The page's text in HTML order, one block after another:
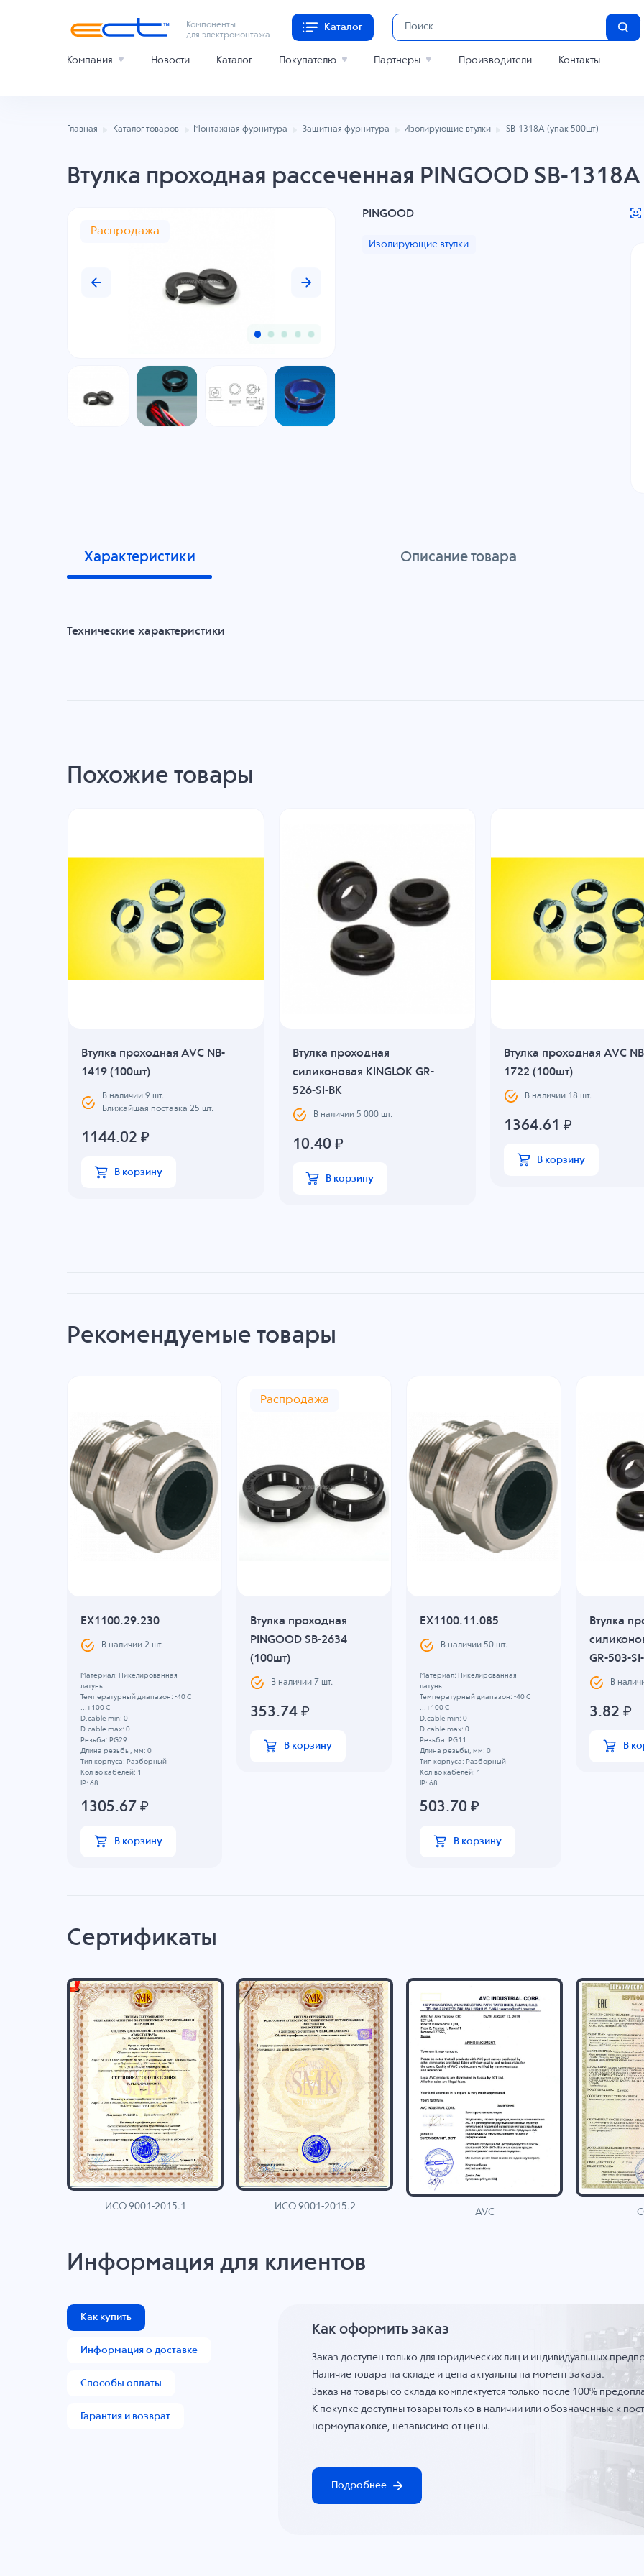
Компоненты
для электромонтажа
Каталог
Компания Новости Каталог Покупателю Партнеры Производители Контакты
Главная Каталог товаров Монтажная фурнитура Защитная фурнитура Изолирующие втулки SB-1318A (упак 500шт)
Втулка проходная рассеченная PINGOOD SB-
Распродажа
PINGOOD
Изолирующие втулки
Характеристики Описание товара
Технические характеристики
Похожие товары
Втулка проходная AVC NB-
1419 (100шт)
В наличии 9шт.
Ближайшая поставка 25 шт.
1144.02 ₽
В корзину
Втулка проходная
силиконовая KINGLOK GR-
526-SI-BK
В наличии 5 000шт.
10.40 ₽
В корзину
Втулка проходная AVC
1722 (100шт)
В наличии 18 шт.
1364.61 ₽
В корзину
Рекомендуемые товары
EX1100.29.230
В наличии2 шт.
Материал: Никелированная
латунь
Температурный диапазон: -40 C
...+100 C
D.cable min: 0
D.cable max: 0
Резьба: PG29
Длина резьбы, мм: 0
Тип корпуса: Разборный
Кол-во кабелей: 1
IP: 68
1305.67 ₽
В корзину
Распродажа
Втулка проходная
PINGOOD SB-2634
(100шт)
В наличии 7 шт.
353.74₽
В корзину
EX1100.11.085
В наличии 50 шт.
Материал: Никелированная
латунь
Температурный диапазон: -40 C
...+100 C
D.cable min: 0
D.cable max: 0
Резьба: PG11
Длина резьбы, мм: 0
Тип корпуса: Разборный
Кол-во кабелей: 1
IP: 68
503.70 ₽
В корзину
Втулка
GR-503-
В
3.82 ₽
В
Сертификаты
ИСО 9001-2015.1 ИСО 9001-2015.2
AVC
Информация для клиентов
Как купить
Информация о доставке
Способы оплаты
Гарантия и возврат
Как оформить заказ
Заказ доступен только для юридических лиц и индивидуальных
Наличие товара на складе и цена актуальны на момент заказа.
Заказ на товары со склада комплектуется только после 100%
К покупке доступны товары только в наличии или обозначенные к
нормоупаковке, независимо от цены.
Подробнее